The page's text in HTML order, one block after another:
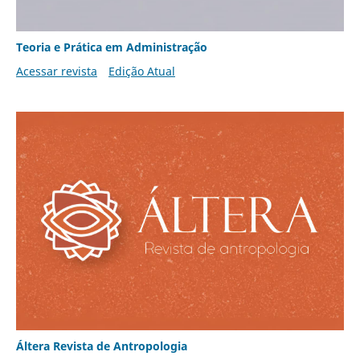
Teoria e Prática em Administração
Acessar revista
Edição Atual
Áltera Revista de Antropologia